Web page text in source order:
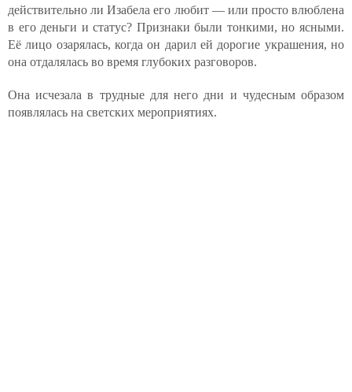
действительно ли Изабела его любит — или просто влюблена
в его деньги и статус? Признаки были тонкими, но ясными.
Её лицо озарялась, когда он дарил ей дорогие украшения, но
она отдалялась во время глубоких разговоров.
Она исчезала в трудные для него дни и чудесным образом
появлялась на светских мероприятиях.